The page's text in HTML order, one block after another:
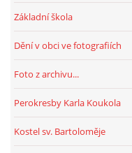
Základní škola
Dění v obci ve fotografiích
Foto z archivu...
Perokresby Karla Koukola
Kostel sv. Bartoloměje